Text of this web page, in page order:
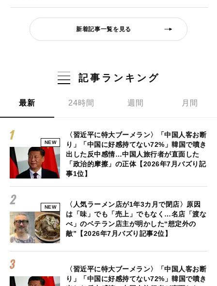
新着記事一覧を見る
記事ランキング
最新 24時間 週間 月間
NEW
〈習近平に特大ブーメラン〉「中国人客お断
り」「中国に好感持てない72%」韓国で噴き
出した反中感情…中国人旅行者が直面した
「政治的摩擦」の正体【2026年7月バズり記
事1位】
NEW
〈人気ラーメン店が1年3カ月で閉店〉原因
は「味」でも「売上」でもなく…名店「渡な
べ」のベテラン店主が明かした“想定外の
敵”【2026年7月バズり記事2位】
〈習近平に特大ブーメラン〉「中国人客お断
り」「中国に好感持てない72%」韓国で噴き